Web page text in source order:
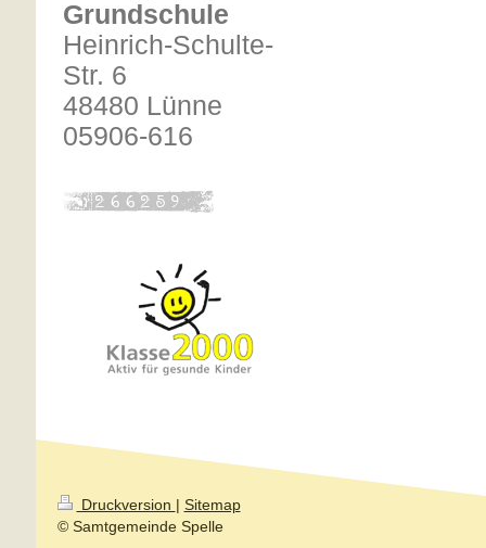
Grundschule
Heinrich-Schulte-
Str. 6
48480 Lünne
05906-616
Druckversion | Sitemap
© Samtgemeinde Spelle